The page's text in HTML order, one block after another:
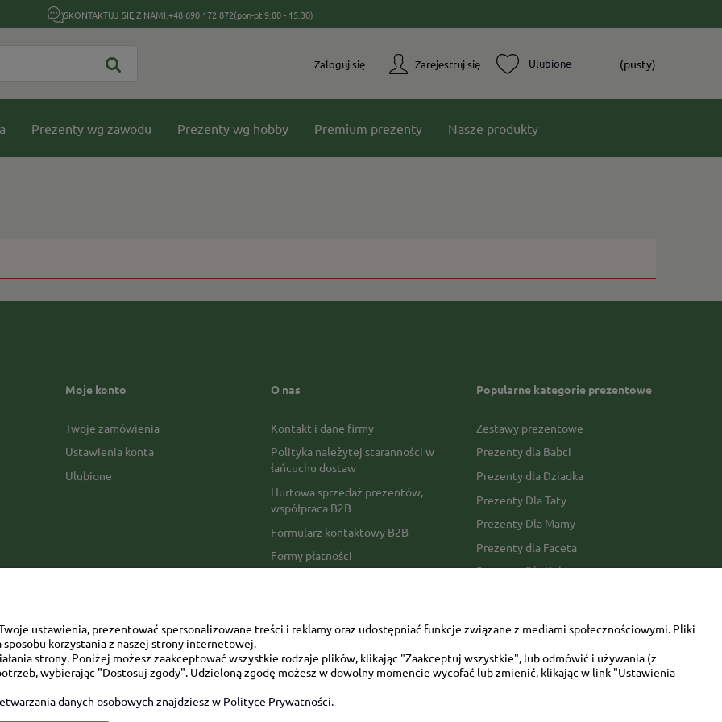
SKONTAKTUJ SIĘ Z NAMI:+48 690 172 872(pon-pt 9:00 - 15:30)
Zarejestruj się
Zaloguj się (pusty)
Prezenty wg zawodu Prezenty wg hobby Premium prezenty Nasze produkty
Moje konto
Twoje zamówienia
Ustawienia konta
Ulubione
O nas
Kontakt i dane firmy
Polityka należytej staranności w
łańcuchu dostaw
Hurtowa sprzedaż prezentów,
współpraca B2B
Formularz kontaktowy B2B
Formy płatności
Opinie Trustmate
Mapa kategorii
Popularne kategorie prezentowe
Zestawy prezentowe
Prezenty dla Babci
Prezenty dla Dziadka
Prezenty Dla Taty
Prezenty Dla Mamy
Prezenty dla Faceta
Prezenty Dla Kobiety
ustawienia, prezentować spersonalizowane treści i reklamy oraz udostępniać funkcje związane z mediami społecznościowymi. Pliki
korzystania z naszej strony internetowej.
strony. Poniżej możesz zaakceptować wszystkie rodzaje plików, klikając "Zaakceptuj wszystkie", lub odmówić i używania (z
wybierając "Dostosuj zgody". Udzieloną zgodę możesz w dowolny momencie wycofać lub zmienić, klikając w link "Ustawienia
danych osobowych znajdziesz w Polityce Prywatności.